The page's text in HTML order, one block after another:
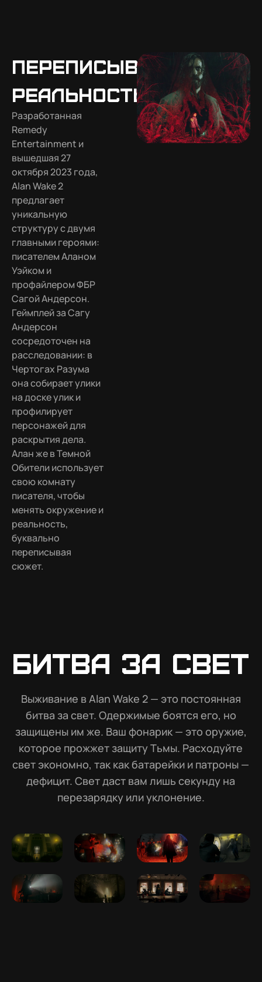
Переписывая
Реальность
Разработанная
Remedy
Entertainment и
вышедшая 27
октября 2023 года,
Alan Wake 2
предлагает
уникальную
структуру с двумя
главными героями:
писателем Аланом
Уэйком и
профайлером ФБР
Сагой Андерсон.
Геймплей за Сагу
Андерсон
сосредоточен на
расследовании: в
Чертогах Разума
она собирает улики
на доске улик и
профилирует
персонажей для
раскрытия дела.
Алан же в Темной
Обители использует
свою комнату
писателя, чтобы
менять окружение и
реальность,
буквально
переписывая
сюжет.
Битва за Свет
Выживание в Alan Wake 2 — это постоянная
битва за свет. Одержимые боятся его, но
защищены им же. Ваш фонарик — это оружие,
которое прожжет защиту Тьмы. Расходуйте
свет экономно, так как батарейки и патроны —
дефицит. Свет даст вам лишь секунду на
перезарядку или уклонение.